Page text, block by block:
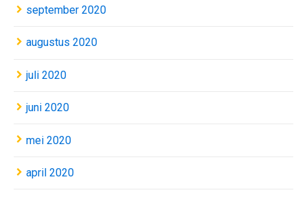
september 2020
augustus 2020
juli 2020
juni 2020
mei 2020
april 2020